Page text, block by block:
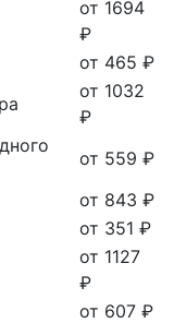
от 1694
₽
от 465 ₽
от 1032
₽
от 559 ₽
от 843 ₽
от 351 ₽
от 1127
₽
от 607 ₽